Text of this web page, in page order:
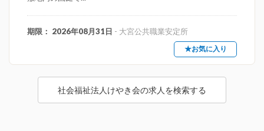
期限： 2026年08月31日 - 大宮公共職業安定所
★お気に入り
社会福祉法人けやき会の求人を検索する